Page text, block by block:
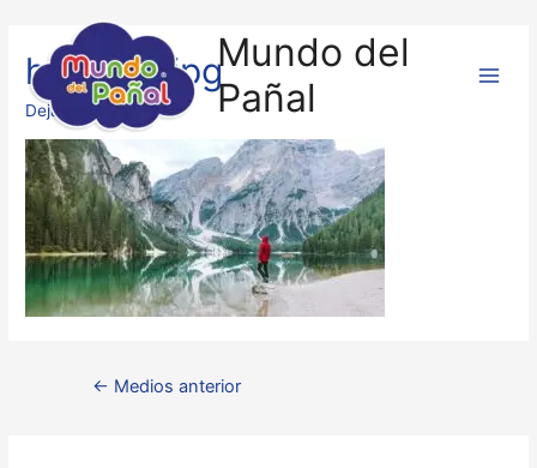
Mundo del
Pañal
hero-bg.jpg
Deja un comentario
← Medios anterior